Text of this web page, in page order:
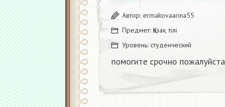
Автор: ermakovaarina55
Предмет: Қазақ тiлi
Уровень: студенческий
помогите срочно пожалуйста ​